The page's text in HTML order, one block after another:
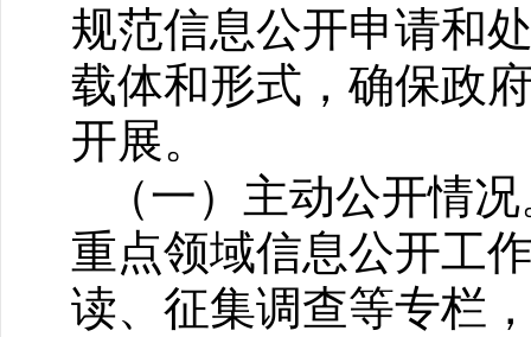
规范信息公开申请和
载体和形式，确保政
开展。
（一）主动公开情
重点领域信息公开工
读、征集调查等专栏